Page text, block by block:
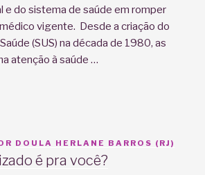
e do sistema de saúde em romper
vigente. Desde a criação do
(SUS) na década de 1980, as
atenção à saúde …
DOULA HERLANE BARROS (RJ)
é pra você?